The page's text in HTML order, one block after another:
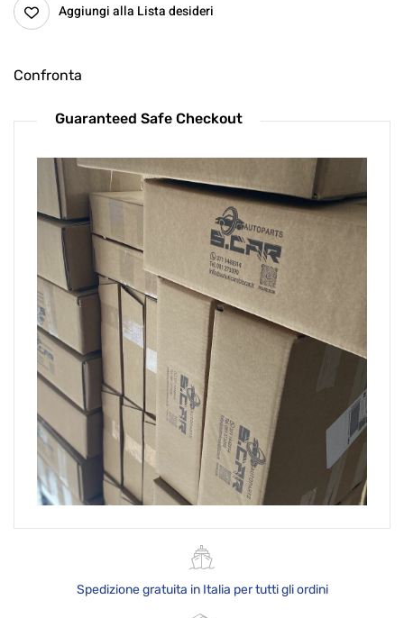
Aggiungi alla Lista desideri
Confronta
Guaranteed Safe Checkout
Spedizione gratuita in Italia per tutti gli ordini